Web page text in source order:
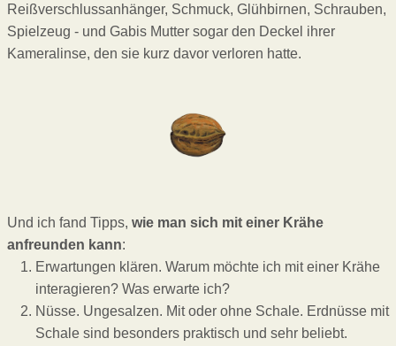
Reißverschlussanhänger, Schmuck, Glühbirnen, Schrauben,
Spielzeug - und Gabis Mutter sogar den Deckel ihrer
Kameralinse, den sie kurz davor verloren hatte.
Und ich fand Tipps, wie man sich mit einer Krähe
anfreunden kann:
Erwartungen klären. Warum möchte ich mit einer Krähe
interagieren? Was erwarte ich?
Nüsse. Ungesalzen. Mit oder ohne Schale. Erdnüsse mit
Schale sind besonders praktisch und sehr beliebt.